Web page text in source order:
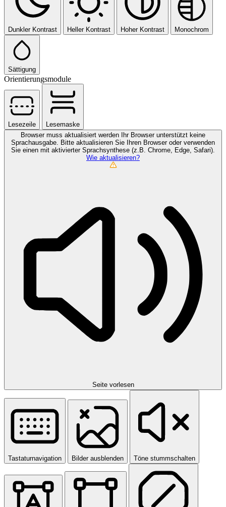
Dunkler Kontrast Heller Kontrast Hoher Kontrast Monochrom
Sättigung
Orientierungsmodule
Lesezeile
Lesemaske
Browser muss aktualisiert werden Ihr Browser unterstützt keine
Sprachausgabe. Bitte aktualisieren Sie Ihren Browser oder verwenden
Sie einen mit aktivierter Sprachsynthese (z.B. Chrome, Edge, Safari).
Wie aktualisieren?
Seite vorlesen
Tastaturnavigation Bilder ausblenden Töne stummschalten